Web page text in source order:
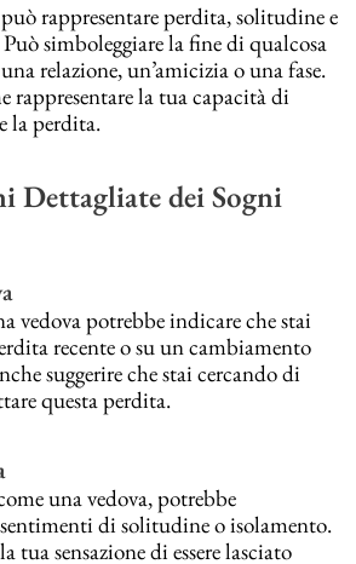
rappresentare perdita, solitudine e
simboleggiare la fine di qualcosa
relazione, un’amicizia o una fase.
rappresentare la tua capacità di
la perdita.
Dettagliate dei Sogni
vedova potrebbe indicare che stai
recente o su un cambiamento
suggerire che stai cercando di
questa perdita.
una vedova, potrebbe
di solitudine o isolamento.
tua sensazione di essere lasciato